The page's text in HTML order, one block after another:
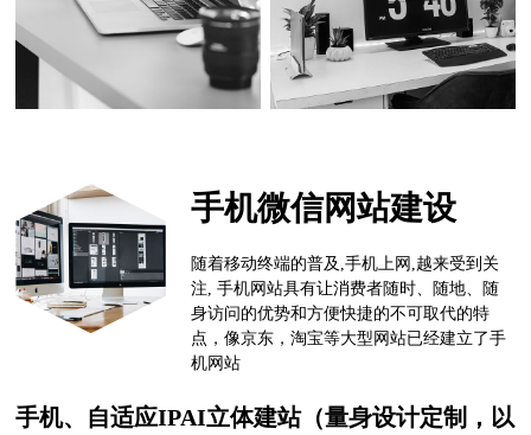
手机微信网站建设
随着移动终端的普及,手机上网,越来受到关
注, 手机网站具有让消费者随时、随地、随
身访问的优势和方便快捷的不可取代的特
点，像京东，淘宝等大型网站已经建立了手
机网站
手机、自适应IPAI立体建站（量身设计定制，以